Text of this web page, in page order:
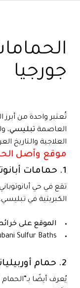
جورجيا
تُعتبر واحدة من أبرز
العاصمة تبليسي،
العلاجية والتاريخ
موقع وأصل
1. حمامات أبانوتوباني (Abanotubani)
تقع في حي
الكبريتية في تبليسي.
الموقع على
Sulfur Baths
2. حمام أوربيلياني (Orbeliani Bath)
يُعرف أيضًا